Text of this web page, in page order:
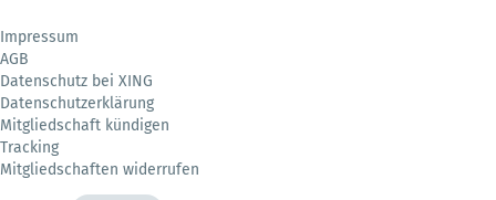
Impressum
AGB
Datenschutz bei XING
Datenschutzerklärung
Mitgliedschaft kündigen
Tracking
Mitgliedschaften widerrufen